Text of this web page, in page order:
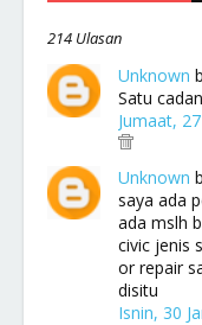
214 Ulasan
Unknown
Satu
Jumaat,
Unknown
saya ada
ada mslh
civic jenis
or repair
disitu
Isnin, 30